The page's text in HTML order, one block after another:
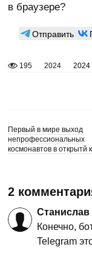
в браузере?
Отправить
195 2024 2024
Первый в мире выход
непрофессиональных
космонавтов в открытй
2
Станислав
Конечно,
Telegram